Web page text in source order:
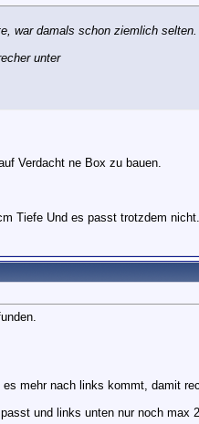
war damals schon ziemlich selten.
unter
Verdacht ne Box zu bauen.
Tiefe Und es passt trotzdem
mehr nach links kommt, damit
und links unten nur noch max